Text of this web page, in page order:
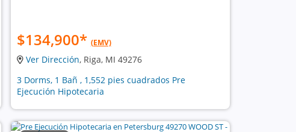
$134,900* (EMV)
Ver Dirección, Riga, MI 49276
3 Dorms, 1 Bañ , 1,552 pies cuadrados Pre
Ejecución Hipotecaria